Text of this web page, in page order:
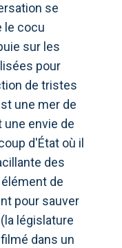
se
le cocu
sur les
pour
de tristes
une mer de
envie de
d'État où il
des
de
pour sauver
législature
dans un